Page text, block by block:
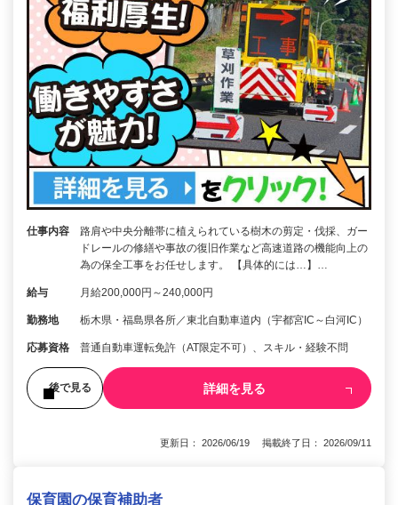
仕事内容
路肩や中央分離帯に植えられている樹木の剪定・伐採、ガー
ドレールの修繕や事故の復旧作業など高速道路の機能向上の
為の保全工事をお任せします。 【具体的には…】…
給与 月給200,000円～240,000円
勤務地 栃木県・福島県各所／東北自動車道内（宇都宮IC～白河IC）
応募資格 普通自動車運転免許（AT限定不可）、スキル・経験不問
後で見る 詳細を見る
更新日： 2026/06/19 掲載終了日： 2026/09/11
保育園の保育補助者